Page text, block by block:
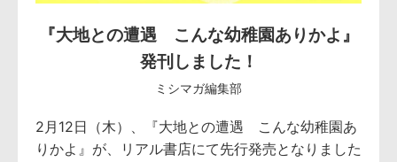
『大地との遭遇 こんな幼稚園ありかよ』
発刊しました！
ミシマガ編集部
2月12日（木）、『大地との遭遇 こんな幼稚園あ
りかよ』が、リアル書店にて先行発売となりました